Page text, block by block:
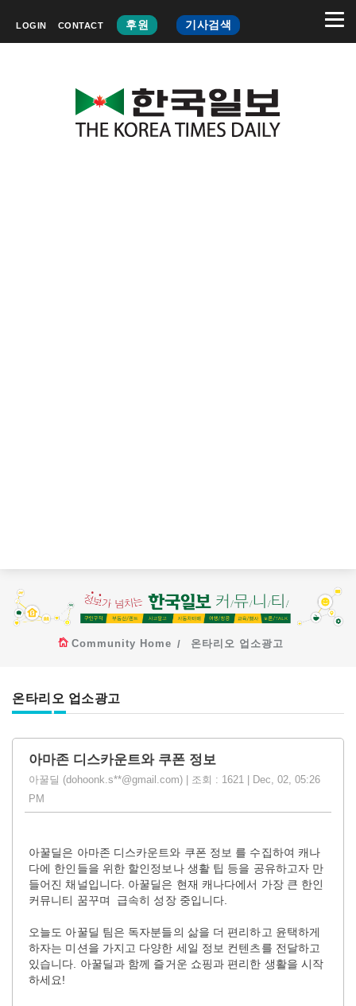
LOGIN CONTACT 후원 기사검색
Community Home 온타리오 업소광고
온타리오 업소광고
아마존 디스카운트와 쿠폰 정보
아꿀딜 (dohoonk.s**@gmail.com) | 조회 : 1621 | Dec, 02, 05:26
PM
아꿀딜은 아마존 디스카운트와 쿠폰 정보 를 수집하여 캐나
다에 한인들을 위한 할인정보나 생활 팁 등을 공유하고자 만
들어진 채널입니다. 아꿀딜은 현재 캐나다에서 가장 큰 한인
커뮤니티 꿈꾸며 급속히 성장 중입니다.
오늘도 아꿀딜 팀은 독자분들의 삶을 더 편리하고 윤택하게
하자는 미션을 가지고 다양한 세일 정보 컨텐츠를 전달하고
있습니다. 아꿀딜과 함께 즐거운 쇼핑과 편리한 생활을 시작
하세요!